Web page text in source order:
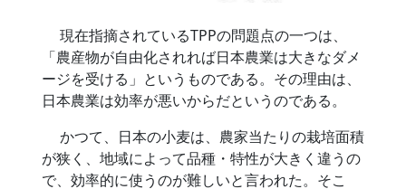
現在指摘されているTPPの問題点の一つは、
「農産物が自由化されれば日本農業は大きなダメ
ージを受ける」というものである。その理由は、
日本農業は効率が悪いからだというのである。
かつて、日本の小麦は、農家当たりの栽培面積
が狭く、地域によって品種・特性が大きく違うの
で、効率的に使うのが難しいと言われた。そこ